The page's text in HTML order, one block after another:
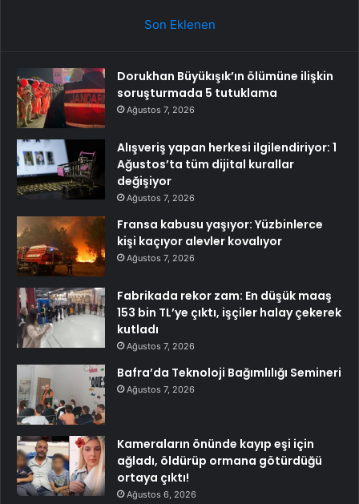
Son Eklenen
Dorukhan Büyükışık’ın ölümüne ilişkin
soruşturmada 5 tutuklama
Ağustos 7, 2026
Alışveriş yapan herkesi ilgilendiriyor: 1
Ağustos’ta tüm dijital kurallar
değişiyor
Ağustos 7, 2026
Fransa kabusu yaşıyor: Yüzbinlerce
kişi kaçıyor alevler kovalıyor
Ağustos 7, 2026
Fabrikada rekor zam: En düşük maaş
153 bin TL’ye çıktı, işçiler halay çekerek
kutladı
Ağustos 7, 2026
Bafra’da Teknoloji Bağımlılığı Semineri
Ağustos 7, 2026
Kameraların önünde kayıp eşi için
ağladı, öldürüp ormana götürdüğü
ortaya çıktı!
Ağustos 6, 2026